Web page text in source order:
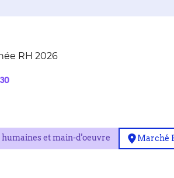
RH 2026
humaines et main-d'oeuvre Marché